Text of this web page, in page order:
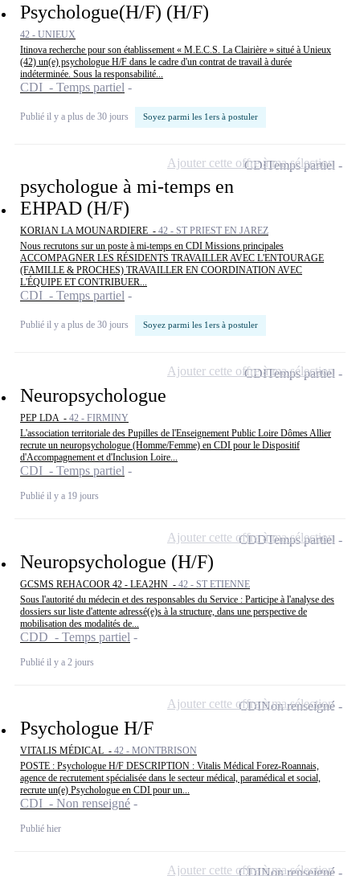
Psychologue(H/F) (H/F)
42 - UNIEUX
Itinova recherche pour son établissement « M.E.C.S. La Clairière » situé à Unieux
(42) un(e) psychologue H/F dans le cadre d'un contrat de travail à durée
indéterminée. Sous la responsabilité...
CDI - Temps partiel
Publié il y a plus de 30 jours Soyez parmi les 1ers à postuler
psychologue à mi-temps en
EHPAD (H/F)
KORIAN LA MOUNARDIERE - 42 - ST PRIEST EN JAREZ
Nous recrutons sur un poste à mi-temps en CDI Missions principales
ACCOMPAGNER LES RÉSIDENTS TRAVAILLER AVEC L'ENTOURAGE
(FAMILLE & PROCHES) TRAVAILLER EN COORDINATION AVEC
L'ÉQUIPE ET CONTRIBUER...
CDI - Temps partiel
Publié il y a plus de 30 jours Soyez parmi les 1ers à postuler
CDITemps partiel
Ajouter cette offre à ma sélection
Neuropsychologue
PEP LDA - 42 - FIRMINY
L'association territoriale des Pupilles de l'Enseignement Public Loire Dômes Allier
recrute un neuropsychologue (Homme/Femme) en CDI pour le Dispositif
d'Accompagnement et d'Inclusion Loire...
CDI - Temps partiel
Publié il y a 19 jours
CDITemps partiel
Ajouter cette offre à ma sélection
Neuropsychologue (H/F)
GCSMS REHACOOR 42 - LEA2HN - 42 - ST ETIENNE
Sous l'autorité du médecin et des responsables du Service : Participe à l'analyse des
dossiers sur liste d'attente adressé(e)s à la structure, dans une perspective de
mobilisation des modalités de...
CDD - Temps partiel
Publié il y a 2 jours
CDDTemps partiel
Ajouter cette offre à ma sélection
Psychologue H/F
VITALIS MÉDICAL - 42 - MONTBRISON
POSTE : Psychologue H/F DESCRIPTION : Vitalis Médical Forez-Roannais,
agence de recrutement spécialisée dans le secteur médical, paramédical et social,
recrute un(e) Psychologue en CDI pour un...
CDI - Non renseigné
Publié hier
CDINon renseigné
Ajouter cette offre à ma sélection
CDINon renseigné
Ajouter cette offre à ma sélection